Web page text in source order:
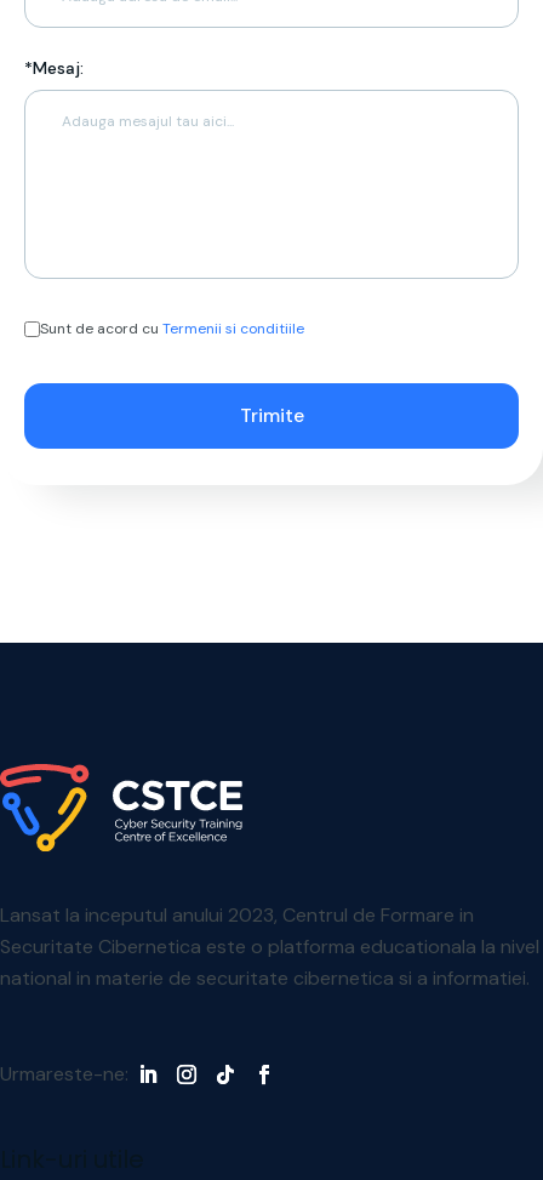
*Mesaj:
Sunt de acord cu Termenii si conditiile
Lansat la inceputul anului 2023, Centrul de Formare in
Securitate Cibernetica este o platforma educationala la nivel
national in materie de securitate cibernetica si a informatiei.
Urmareste-ne: